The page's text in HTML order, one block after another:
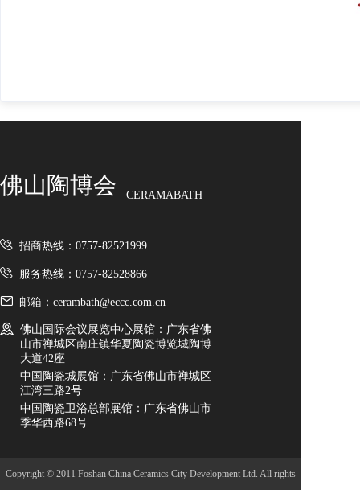
佛山陶博会 CERAMABATH
招商热线：0757-82521999
服务热线：0757-82528866
邮箱：cerambath@eccc.com.cn
佛山国际会议展览中心展馆：广东省佛
山市禅城区南庄镇华夏陶瓷博览城陶博
大道42座
中国陶瓷城展馆：广东省佛山市禅城区
江湾三路2号
中国陶瓷卫浴总部展馆：广东省佛山市
季华西路68号
Copyright © 2011 Foshan China Ceramics City Development Ltd. All rights